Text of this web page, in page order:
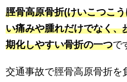
脛骨高原骨折(けいこつこ
い痛みや腫れだけでなく、
期化しやすい骨折の一つで
交通事故で脛骨高原骨折を